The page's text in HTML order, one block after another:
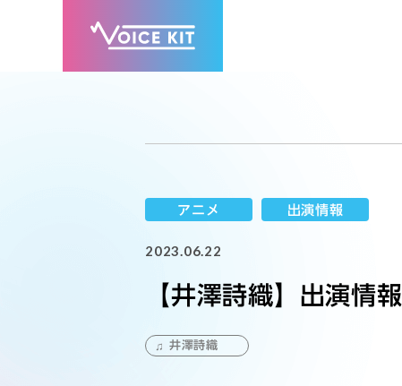
アニメ 出演情報
2023.06.22
【井澤詩織】出演情報
井澤詩織